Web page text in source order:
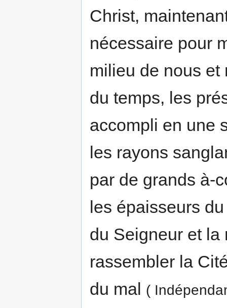
Christ,
nécessaire pour
milieu de nous et
du temps, les
accompli en une
les rayons
par de grands à-
les épaisseurs
du Seigneur et la
rassembler la
du mal (